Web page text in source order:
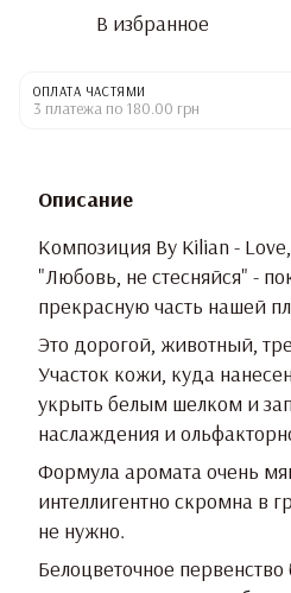
В избранное
ОПЛАТА ЧАСТЯМИ
3 платежа по 180.00 грн
Описание
Композиция By Kilian -
"Любовь, не стесняйся" -
прекрасную часть нашей
Это дорогой, животный,
Участок кожи, куда
укрыть белым шелком и
наслаждения и
Формула аромата очень
интеллигентно скромна в
не нужно.
Белоцветочное